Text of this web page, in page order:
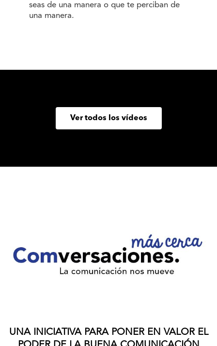
seas de una manera o que te perciban de
una manera.
Ver todos los vídeos
UNA INICIATIVA PARA PONER EN VALOR EL